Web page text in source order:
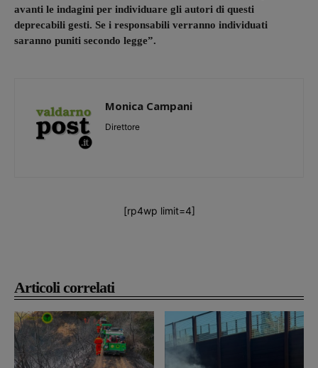
Articoli correlati
avanti le indagini per individuare gli autori di questi
deprecabili gesti. Se i responsabili verranno individuati
saranno puniti secondo legge”.
Monica Campani
Direttore
[rp4wp limit=4]